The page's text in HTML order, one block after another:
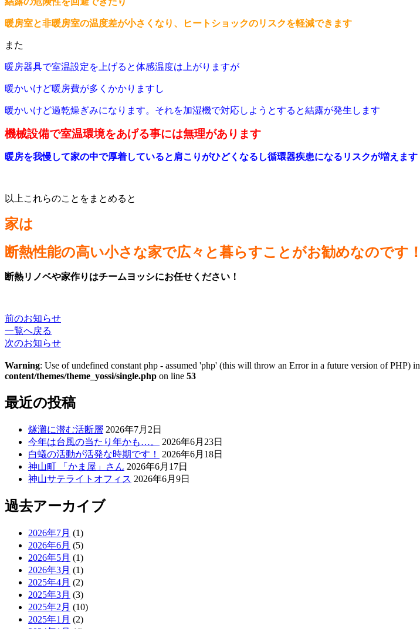
暖房室と非暖房室の温度差が小さくなり、ヒートショックのリスクを軽減できます
また
暖房器具で室温設定を上げると体感温度は上がりますが
暖かいけど暖房費が多くかかりますし
暖かいけど過乾燥ぎみになります。それを加湿機で対応しようとすると結露が発生します
機械設備で室温環境をあげる事には無理があります
暖房を我慢して家の中で厚着していると肩こりがひどくなるし循環器疾患になるリスクが増えます
以上これらのことをまとめると
家は
断熱性能の高い小さな家で広々と暮らすことがお勧めなのです！
断熱リノベや家作りはチームヨッシにお任せください！
前のお知らせ
一覧へ戻る
次のお知らせ
Warning: Use of undefined constant php - assumed 'php' (this will throw an Error in a future version of PHP) in
content/themes/theme_yossi/single.php on line 53
最近の投稿
燧灘に潜む活断層 2026年7月2日
今年は台風の当たり年かも…。
2026年6月23日
白蟻の活動が活発な時期です！
2026年6月18日
神山町 「かま屋」さん 2026年6月17日
神山サテライトオフィス 2026年6月9日
過去アーカイブ
2026年7月 (1)
2026年6月 (5)
2026年5月 (1)
2026年3月 (1)
2025年4月 (2)
2025年3月 (3)
2025年2月 (10)
2025年1月 (2)